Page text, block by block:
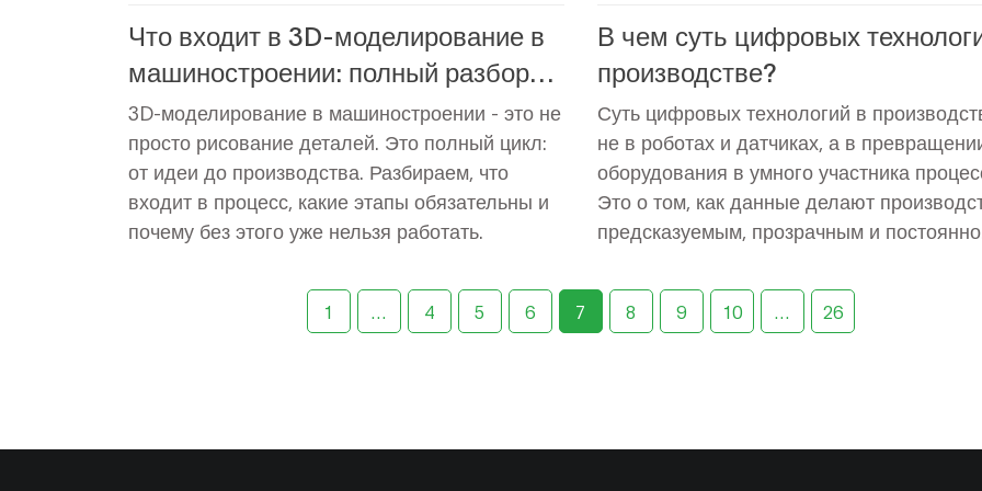
Что входит в 3D-моделирование в
машиностроении: полный разбор
процесса
3D-моделирование в машиностроении - это не
просто рисование деталей. Это полный цикл:
от идеи до производства. Разбираем, что
входит в процесс, какие этапы обязательны и
почему без этого уже нельзя работать.
В чем суть цифровых
производстве?
Суть цифровых технологий в
не в роботах и датчиках, а в
оборудования в умного участника
Это о том, как данные делают
предсказуемым, прозрачным и постоянно
1 4 5 6 7 8 9 10 26